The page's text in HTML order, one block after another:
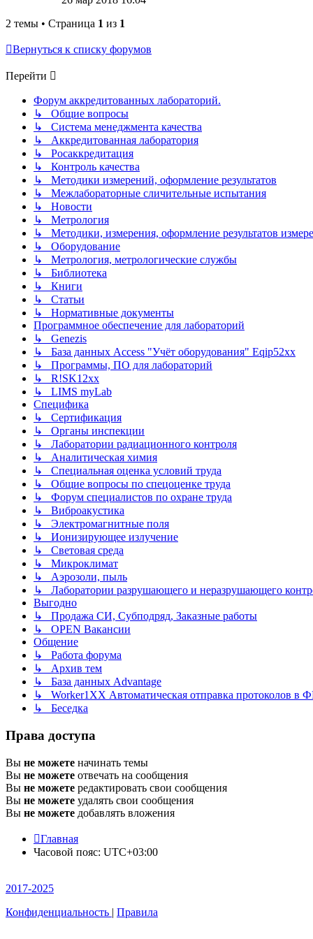
2 темы • Страница 1 из 1
Вернуться к списку форумов
Перейти
Форум аккредитованных лабораторий.
↳ Общие вопросы
↳ Система менеджмента качества
↳ Аккредитованная лаборатория
↳ Росаккредитация
↳ Контроль качества
↳ Методики измерений, оформление результатов
↳ Межлабораторные сличительные испытания
↳ Новости
↳ Метрология
↳ Методики, измерения, оформление результатов
↳ Оборудование
↳ Метрология, метрологические службы
↳ Библиотека
↳ Книги
↳ Статьи
↳ Нормативные документы
Программное обеспечение для лабораторий
↳ Genezis
↳ База данных Access "Учёт оборудования" Eqip52xx
↳ Программы, ПО для лабораторий
↳ R!SK12xx
↳ LIMS myLab
Специфика
↳ Сертификация
↳ Органы инспекции
↳ Лаборатории радиационного контроля
↳ Аналитическая химия
↳ Специальная оценка условий труда
↳ Общие вопросы по спецоценке труда
↳ Форум специалистов по охране труда
↳ Виброакустика
↳ Электромагнитные поля
↳ Ионизирующее излучение
↳ Световая среда
↳ Микроклимат
↳ Аэрозоли, пыль
↳ Лаборатории разрушающего и неразрушающего
Выгодно
↳ Продажа СИ, Субподряд, Заказные работы
↳ OPEN Вакансии
Общение
↳ Работа форума
↳ Архив тем
↳ База данных Advantage
↳ Worker1XX Автоматическая отправка протоколов в
↳ Беседка
Права доступа
Вы не можете начинать темы
Вы не можете отвечать на сообщения
Вы не можете редактировать свои сообщения
Вы не можете удалять свои сообщения
Вы не можете добавлять вложения
Главная
Часовой пояс: UTC+03:00
2017-2025
Конфиденциальность | Правила